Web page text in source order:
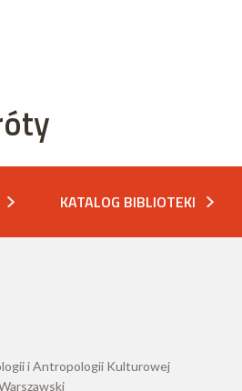
KATALOG BIBLIOTEKI
i Antropologii Kulturowej